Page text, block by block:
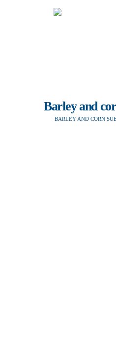
Barley and
BARLEY AND CORN